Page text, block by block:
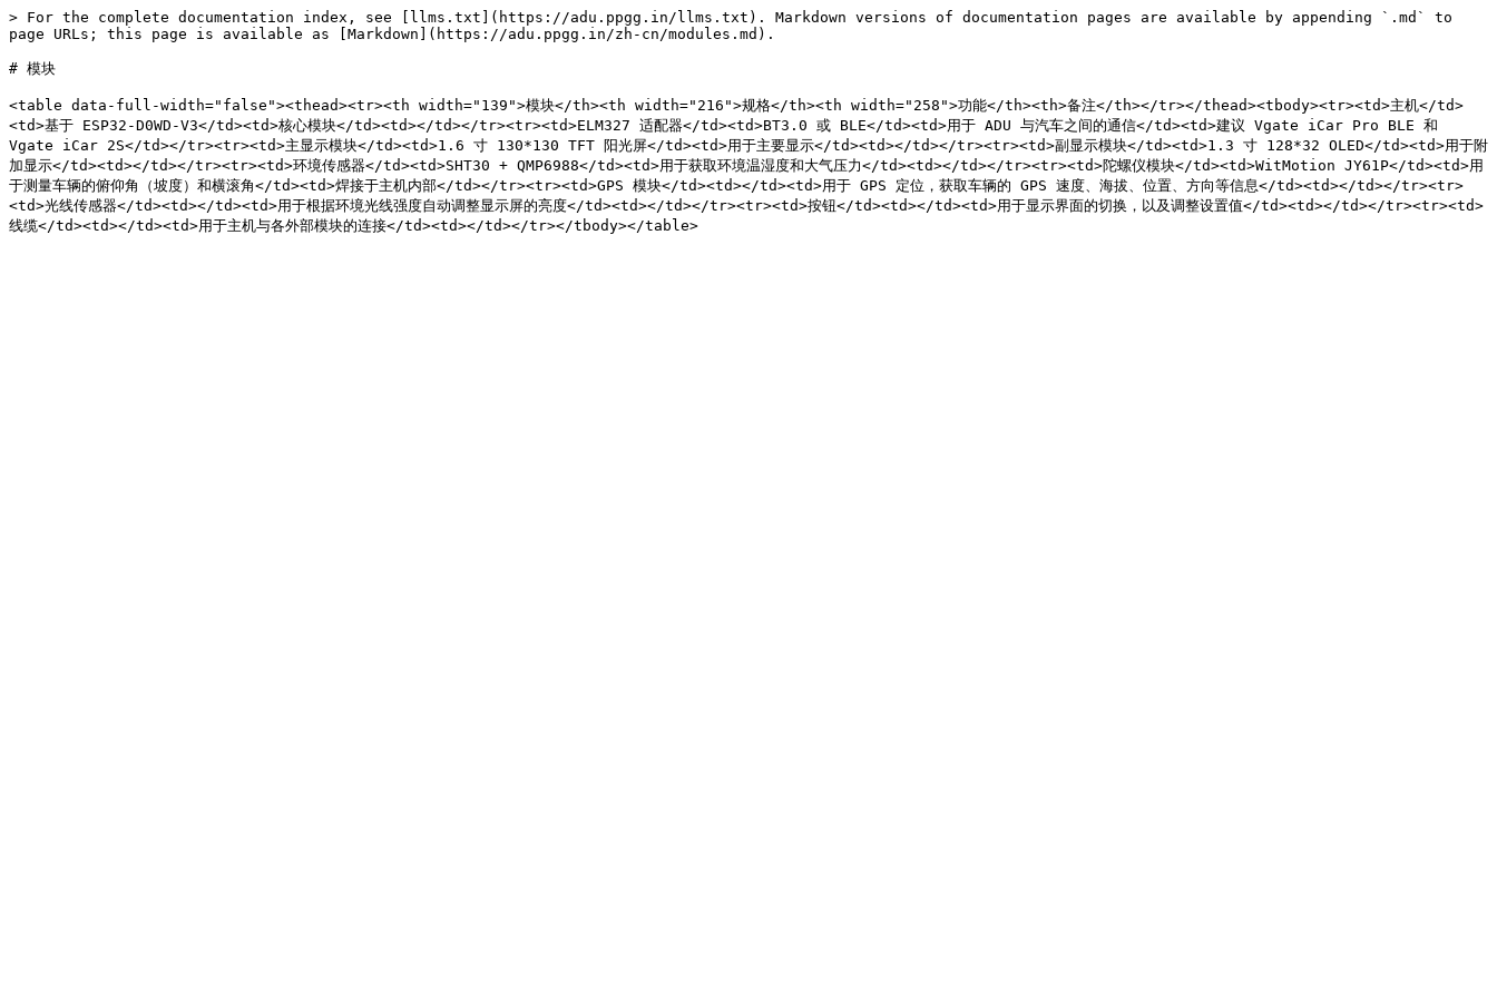
> For the complete documentation index, see [llms.txt](https://adu.ppgg.in/llms.txt). Markdown versions of documentation pages are available by appending `.md` to
page URLs; this page is available as [Markdown](https://adu.ppgg.in/zh-cn/modules.md).
# 模块
<table data-full-width="false"><thead><tr><th width="139">模块</th><th width="216">规格</th><th width="258">功能</th><th>备注</th></tr></thead><tbody><tr><td>主机</td>
<td>基于 ESP32-D0WD-V3</td><td>核心模块</td><td></td></tr><tr><td>ELM327 适配器</td><td>BT3.0 或 BLE</td><td>用于 ADU 与汽车之间的通信</td><td>建议 Vgate iCar Pro BLE 和
Vgate iCar 2S</td></tr><tr><td>主显示模块</td><td>1.6 寸 130*130 TFT 阳光屏</td><td>用于主要显示</td><td></td></tr><tr><td>副显示模块</td><td>1.3 寸 128*32 OLED</td><td>用于附
加显示</td><td></td></tr><tr><td>环境传感器</td><td>SHT30 + QMP6988</td><td>用于获取环境温湿度和大气压力</td><td></td></tr><tr><td>陀螺仪模块</td><td>WitMotion JY61P</td><td>用
于测量车辆的俯仰角（坡度）和横滚角</td><td>焊接于主机内部</td></tr><tr><td>GPS 模块</td><td></td><td>用于 GPS 定位，获取车辆的 GPS 速度、海拔、位置、方向等信息</td><td></td></tr><tr>
<td>光线传感器</td><td></td><td>用于根据环境光线强度自动调整显示屏的亮度</td><td></td></tr><tr><td>按钮</td><td></td><td>用于显示界面的切换，以及调整设置值</td><td></td></tr><tr><td>